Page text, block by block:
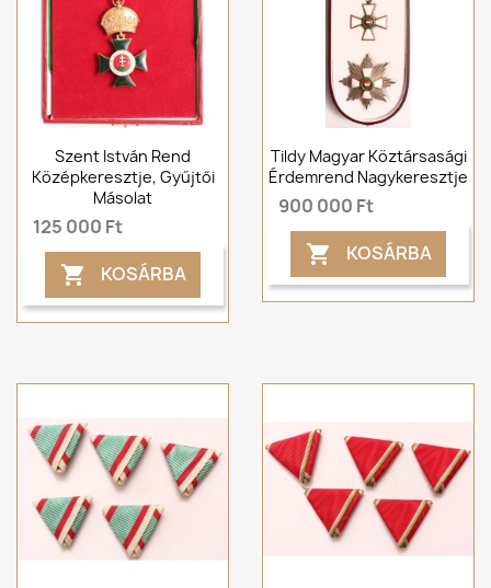
Szent István Rend
Középkeresztje, Gyűjtői
Másolat
125 000 Ft
 KOSÁRBA
Tildy Magyar Köztársasági
Érdemrend Nagykeresztje
900 000 Ft
 KOSÁRBA